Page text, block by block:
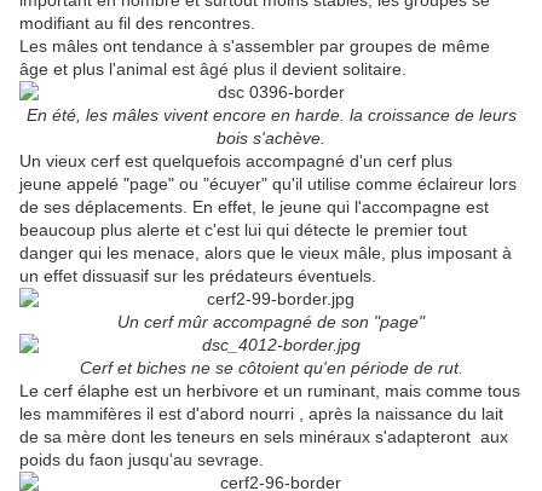
modifiant au fil des rencontres.
Les mâles ont tendance à s'assembler par groupes de même
âge et plus l'animal est âgé plus il devient solitaire.
En été, les mâles vivent encore en harde. la croissance de leurs
bois s'achève.
Un vieux cerf est quelquefois accompagné d'un cerf plus
jeune appelé "page" ou "écuyer" qu'il utilise comme éclaireur lors
de ses déplacements. En effet, le jeune qui l'accompagne est
beaucoup plus alerte et c'est lui qui détecte le premier tout
danger qui les menace, alors que le vieux mâle, plus imposant à
un effet dissuasif sur les prédateurs éventuels.
Un cerf mûr accompagné de son "page"
Cerf et biches ne se côtoient qu'en période de rut.
Le cerf élaphe est un herbivore et un ruminant, mais comme tous
les mammifères il est d'abord nourri , après la naissance du lait
de sa mère dont les teneurs en sels minéraux s'adapteront aux
poids du faon jusqu'au sevrage.